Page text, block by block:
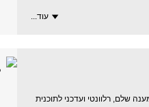
עוד...
שלם, רלוונטי ועדכני לתוכנית